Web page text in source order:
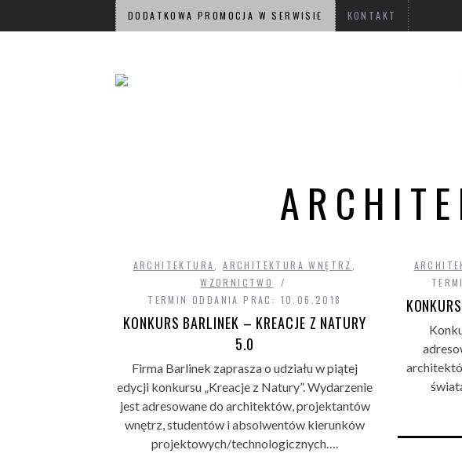
DODATKOWA PROMOCJA W SERWISIE KONTAKT
ARCHITEKTURA ,ARCHITEKTURA WNĘTRZ
WZORNICTWO
TERMIN ODDANIA PRAC: 10.06.2018
KONKURS BARLINEK – KREACJE Z NATURY
5.0
Firma Barlinek zaprasza o udziału w piątej
edycji konkursu „Kreacje z Natury”. Wydarzenie
jest adresowane do architektów, projektantów
wnętrz, studentów i absolwentów kierunków
projektowych/technologicznych….